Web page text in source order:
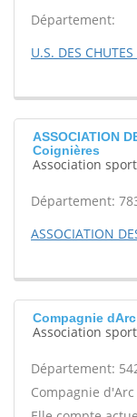
Département:
U.S. DES CHUTES
ASSOCIATION
Coignières
Association
Département:
ASSOCIATION
Compagnie
Association
Département:
Compagnie